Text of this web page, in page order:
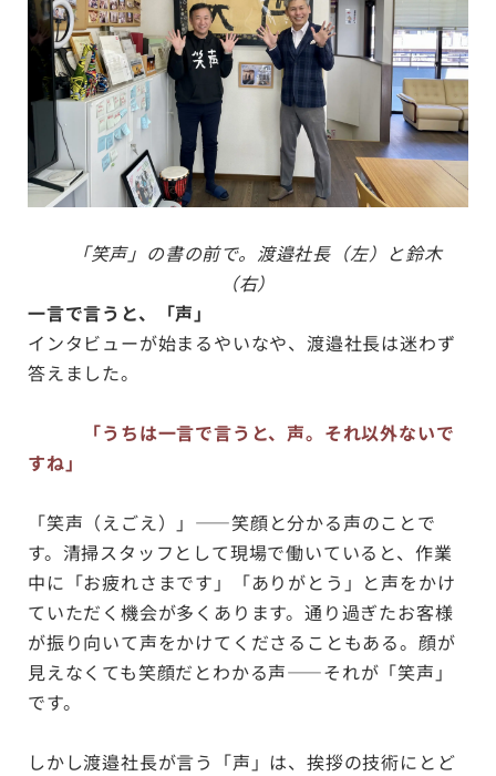
「笑声」の書の前で。渡邉社長（左）と鈴木
（右）
一言で言うと、「声」
インタビューが始まるやいなや、渡邉社長は迷わず
答えました。
「うちは一言で言うと、声。それ以外ないで
すね」
「笑声（えごえ）」——笑顔と分かる声のことで
す。清掃スタッフとして現場で働いていると、作業
中に「お疲れさまです」「ありがとう」と声をかけ
ていただく機会が多くあります。通り過ぎたお客様
が振り向いて声をかけてくださることもある。顔が
見えなくても笑顔だとわかる声——それが「笑声」
です。
しかし渡邉社長が言う「声」は、挨拶の技術にとど